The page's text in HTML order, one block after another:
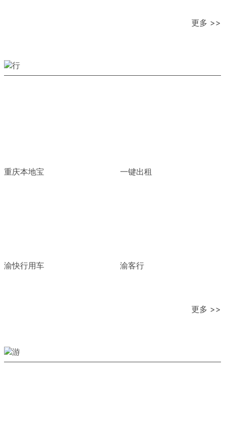
更多 >>
重庆本地宝 一键出租
渝快行用车 渝客行
更多 >>